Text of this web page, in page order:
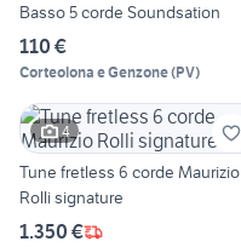
Basso 5 corde Soundsation
110 €
Corteolona e Genzone(PV)
4
Tune fretless 6 corde Maurizio
Rolli signature
1.350 €